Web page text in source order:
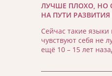
ЛУЧШЕ ПЛОХО, НО
НА ПУТИ
Сейчас такие языки
чувствуют себя не
ещё 10 – 15 лет